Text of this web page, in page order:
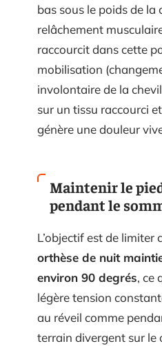
bas sous le poids de la
relâchement
raccourcit dans cette
mobilisation
involontaire de la
sur un tissu raccourci
génère une douleur
Maintenir le
pendant le
L’objectif est de limiter
orthèse de nuit
environ 90 degrés, ce
légère tension
au réveil comme
terrain divergent sur le